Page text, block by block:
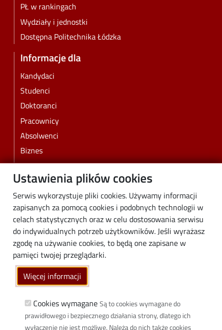
Ustawienia plików cookies
Serwis wykorzystuje pliki cookies. Używamy informacji
zapisanych za pomocą cookies i podobnych technologii w
celach statystycznych oraz w celu dostosowania serwisu
do indywidualnych potrzeb użytkowników. Jeśli wyrażasz
zgodę na używanie cookies, to będą one zapisane w
pamięci twojej przeglądarki.
Więcej informacji
Cookies wymagane Są to cookies wymagane do
prawidłowego i bezpiecznego działania strony, dlatego ich
wyłączenie nie jest możliwe. Należą do nich także cookies
PŁ w rankingach
Wydziały i jednostki
Dostępna Politechnika Łódzka
Informacje dla
Kandydaci
Studenci
Doktoranci
Pracownicy
Absolwenci
Biznes
Media
Społeczność lokalna
Linki
Wikamp
Poczta elektroniczna
Biblioteka PŁ
Dyscypliny naukowe w PŁ
Inicjatywa Doskonałości Uczelnia Badawcza
Klauzula RODO
Polityka prywatności